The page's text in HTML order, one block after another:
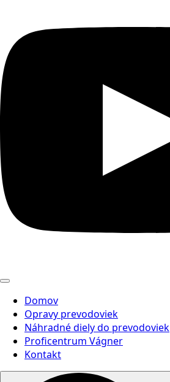
Domov
Opravy prevodoviek
Náhradné diely do prevodoviek
Proficentrum Vágner
Kontakt